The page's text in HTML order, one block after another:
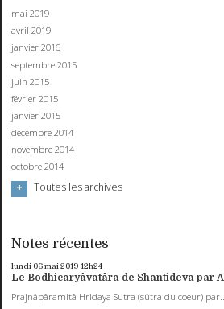
mai 2019
avril 2019
janvier 2016
septembre 2015
juin 2015
février 2015
janvier 2015
décembre 2014
novembre 2014
octobre 2014
Toutes les archives
Notes récentes
lundi 06mai 2019 12h24
Le Bodhicaryâvatâra de Shantideva par
Prajnâpâramitâ Hridaya Sutra (sûtra du coeur) par...